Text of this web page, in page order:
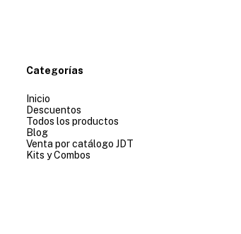
Categorías
Inicio
Descuentos
Todos los productos
Blog
Venta por catálogo JDT
Kits y Combos